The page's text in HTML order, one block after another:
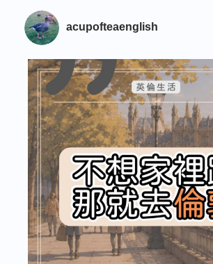
acupofteaenglish